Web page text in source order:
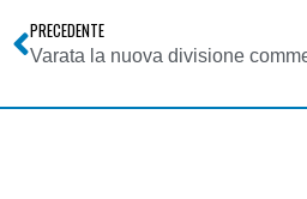
PRECEDENTE